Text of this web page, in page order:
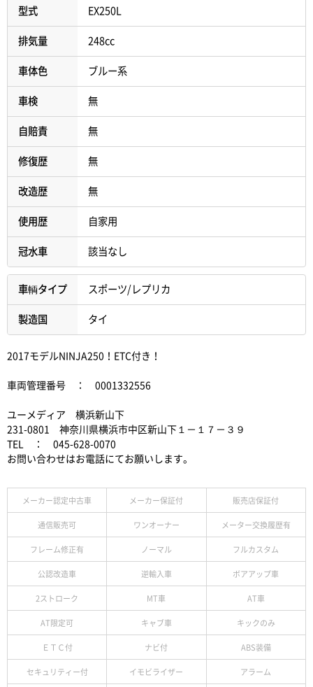
型式 EX250L
排気量 248cc
車体色 ブルー系
車検 無
自賠責 無
修復歴 無
改造歴 無
使用歴 自家用
冠水車 該当なし
車輌タイプ スポーツ/レプリカ
製造国 タイ
2017モデルNINJA250！ETC付き！
車両管理番号 ： 0001332556
ユーメディア 横浜新山下
231-0801 神奈川県横浜市中区新山下１－１７－３９
TEL ： 045-628-0070
お問い合わせはお電話にてお願いします。
メーカー認定中古車 メーカー保証付 販売店保証付
通信販売可 ワンオーナー メーター交換履歴有
フレーム修正有 ノーマル フルカスタム
公認改造車 逆輸入車 ボアアップ車
2ストローク MT車 AT車
AT限定可 キャブ車 キックのみ
ＥＴＣ付 ナビ付 ABS装備
セキュリティー付 イモビライザー アラーム